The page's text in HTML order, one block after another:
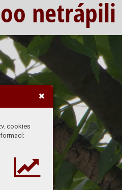
cookies
netrápili